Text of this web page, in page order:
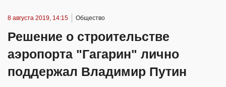
8 августа 2019, 14:15 Общество
Решение о строительстве
аэропорта "Гагарин" лично
поддержал Владимир Путин